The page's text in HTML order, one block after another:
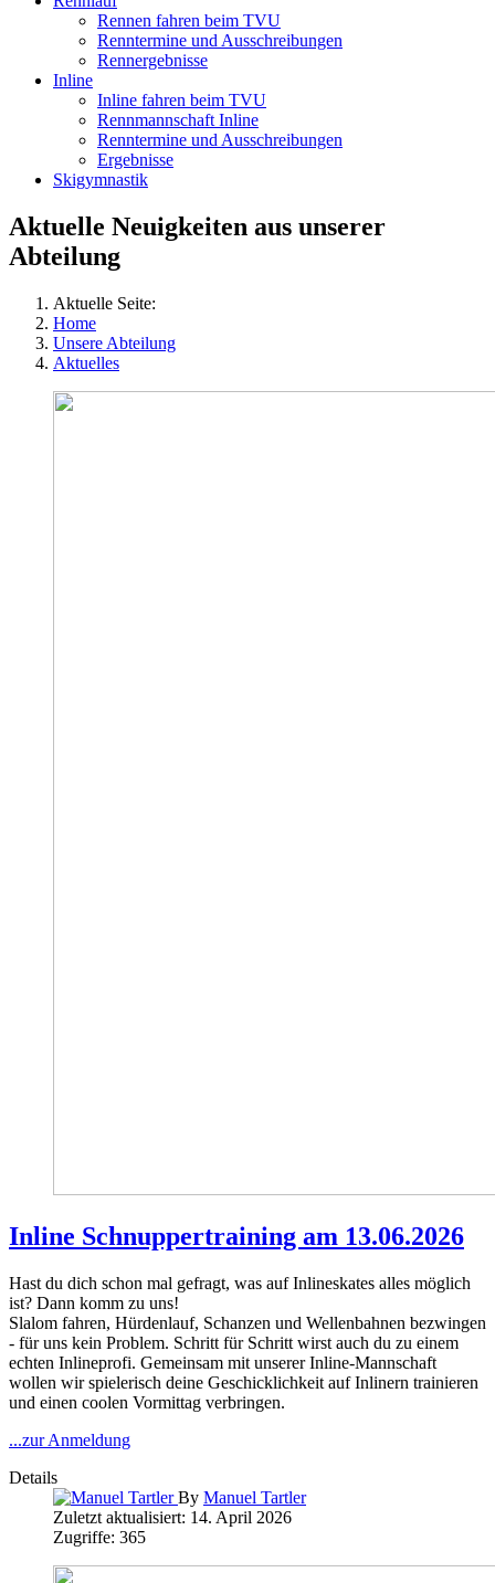
Rennen fahren beim TVU
Renntermine und Ausschreibungen
Rennergebnisse
Inline
Inline fahren beim TVU
Rennmannschaft Inline
Renntermine und Ausschreibungen
Ergebnisse
Skigymnastik
Aktuelle Neuigkeiten aus unserer
Abteilung
Aktuelle Seite:
Home
Unsere Abteilung
Aktuelles
Inline Schnuppertraining am 13.06.2026
Hast du dich schon mal gefragt, was auf Inlineskates alles möglich
ist? Dann komm zu uns!
Slalom fahren, Hürdenlauf, Schanzen und Wellenbahnen bezwingen
- für uns kein Problem. Schritt für Schritt wirst auch du zu einem
echten Inlineprofi. Gemeinsam mit unserer Inline-Mannschaft
wollen wir spielerisch deine Geschicklichkeit auf Inlinern trainieren
und einen coolen Vormittag verbringen.
...zur Anmeldung
Details
By Manuel Tartler
Zuletzt aktualisiert: 14. April 2026
Zugriffe: 365